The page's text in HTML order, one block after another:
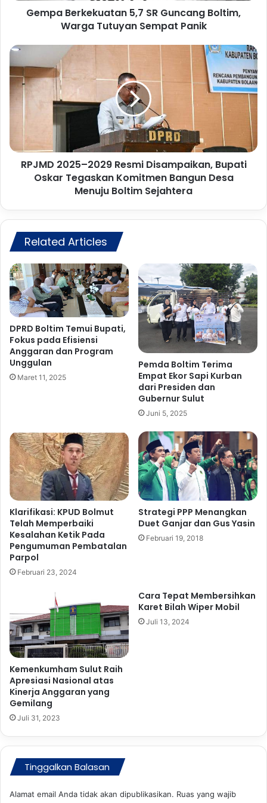
a
t
a
n
R
a
g
B
o
l
t
i
m
,
W
a
r
g
u
y
a
n
S
e
m
p
a
t
a
k
Gempa Berkekuatan 5,7 SR Guncang Boltim,
Warga Tutuyan Sempat Panik
R
P
J
M
2
5
e
s
m
i
D
i
s
a
m
p
a
i
B
u
p
a
t
O
s
k
a
T
a
s
k
a
n
K
o
m
i
n
B
a
RPJMD 2025–2029 Resmi Disampaikan, Bupati
Oskar Tegaskan Komitmen Bangun Desa
Menuju Boltim Sejahtera
Related Articles
DPRD Boltim Temui Bupati,
Fokus pada Efisiensi
Anggaran dan Program
Unggulan
Maret 11, 2025
Pemda Boltim Terima
Empat Ekor Sapi Kurban
dari Presiden dan
Gubernur Sulut
Juni 5, 2025
Klarifikasi: KPUD Bolmut
Telah Memperbaiki
Kesalahan Ketik Pada
Pengumuman Pembatalan
Parpol
Februari 23, 2024
Strategi PPP Menangkan
Duet Ganjar dan Gus Yasin
Februari 19, 2018
Kemenkumham Sulut Raih
Apresiasi Nasional atas
Kinerja Anggaran yang
Gemilang
Juli 31, 2023
Cara Tepat Membersihkan
Karet Bilah Wiper Mobil
Juli 13, 2024
Tinggalkan Balasan
Alamat email Anda tidak akan dipublikasikan. Ruas yang wajib